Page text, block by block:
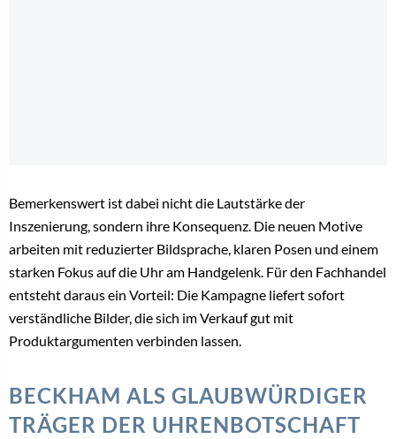
Bemerkenswert ist dabei nicht die Lautstärke der
Inszenierung, sondern ihre Konsequenz. Die neuen Motive
arbeiten mit reduzierter Bildsprache, klaren Posen und einem
starken Fokus auf die Uhr am Handgelenk. Für den Fachhandel
entsteht daraus ein Vorteil: Die Kampagne liefert sofort
verständliche Bilder, die sich im Verkauf gut mit
Produktargumenten verbinden lassen.
BECKHAM ALS GLAUBWÜRDIGER
TRÄGER DER UHRENBOTSCHAFT